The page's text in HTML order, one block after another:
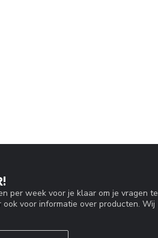
per week voor je klaar om je vragen te
voor informatie over producten. Wij